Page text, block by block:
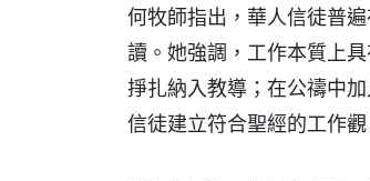
何牧師指出，華人信徒普
讀。她強調，工作本質上
掙扎納入教導；在公禱中
信徒建立符合聖經的工作觀